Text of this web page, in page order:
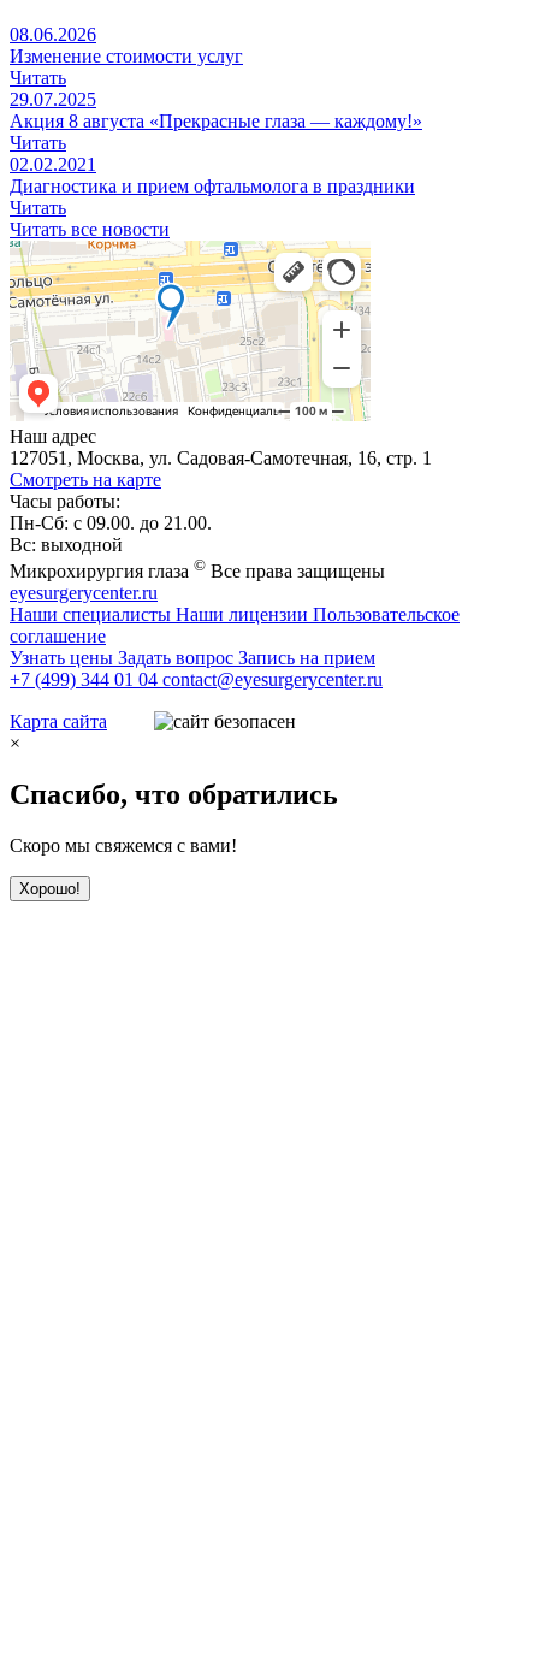
08.06.2026
Изменение стоимости услуг
Читать
29.07.2025
Акция 8 августа «Прекрасные глаза — каждому!»
Читать
02.02.2021
Диагностика и прием офтальмолога в праздники
Читать
Читать все новости
Наш адрес
127051, Москва, ул. Садовая-Самотечная, 16, стр. 1
Смотреть на карте
Часы работы:
Пн-Сб: с 09.00. до 21.00.
Вс: выходной
Микрохирургия глаза © Все права защищены
eyesurgerycenter.ru
Наши специалисты Наши лицензии Пользовательское
соглашение
Узнать цены Задать вопрос Запись на прием
+7 (499) 344 01 04 contact@eyesurgerycenter.ru
Карта сайта
×
Спасибо, что обратились
Скоро мы свяжемся с вами!
Хорошо!